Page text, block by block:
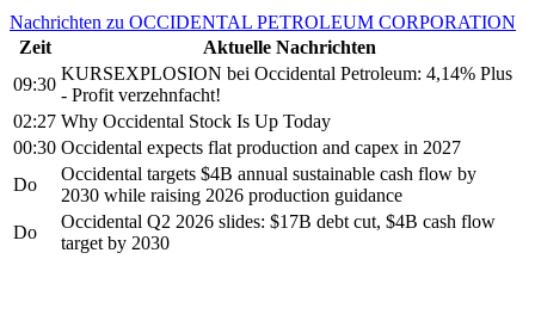
Nachrichten zu OCCIDENTAL PETROLEUM CORPORATION
Zeit
Aktuelle Nachrichten
09:30
KURSEXPLOSION bei Occidental Petroleum: 4,14% Plus
- Profit verzehnfacht!
02:27 Why Occidental Stock Is Up Today
00:30 Occidental expects flat production and capex in 2027
Do
Occidental targets $4B annual sustainable cash flow by
2030 while raising 2026 production guidance
Do
Occidental Q2 2026 slides: $17B debt cut, $4B cash flow
target by 2030